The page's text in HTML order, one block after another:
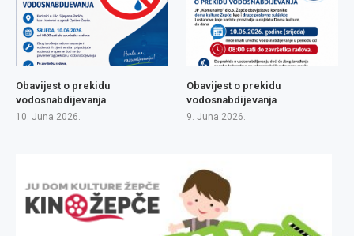
Obavijest o prekidu
vodosnabdijevanja
10. Juna 2026.
Obavijest o prekidu
vodosnabdijevanja
9. Juna 2026.